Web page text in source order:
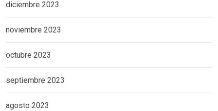
diciembre 2023
noviembre 2023
octubre 2023
septiembre 2023
agosto 2023